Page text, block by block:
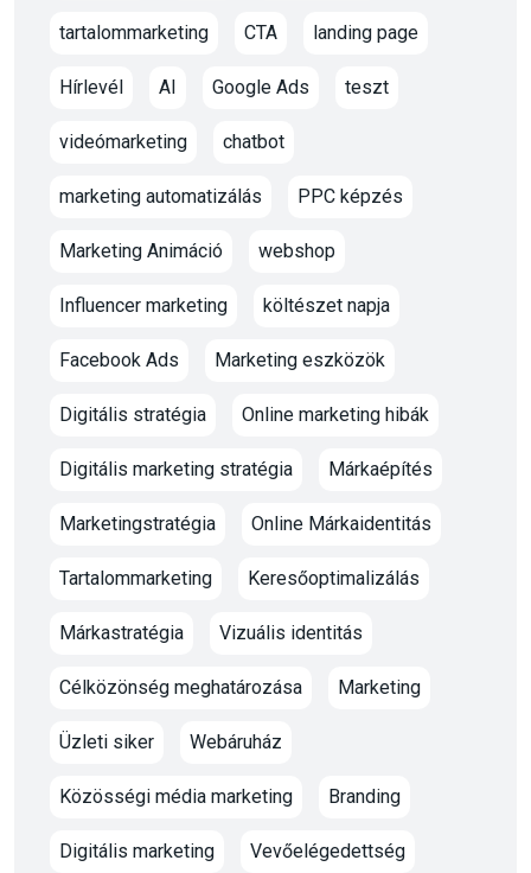
tartalommarketing CTA landing page
Hírlevél AI Google Ads teszt
videómarketing chatbot
marketing automatizálás PPC képzés
Marketing Animáció webshop
Influencer marketing költészet napja
Facebook Ads Marketing eszközök
Digitális stratégia Online marketing hibák
Digitális marketing stratégia Márkaépítés
Marketingstratégia Online Márkaidentitás
Tartalommarketing Keresőoptimalizálás
Márkastratégia Vizuális identitás
Célközönség meghatározása Marketing
Üzleti siker Webáruház
Közösségi média marketing Branding
Digitális marketing Vevőelégedettség